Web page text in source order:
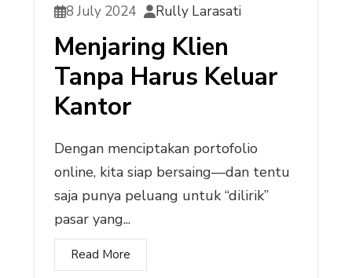
8 July 2024 Rully Larasati
Menjaring Klien
Tanpa Harus Keluar
Kantor
Dengan menciptakan portofolio
online, kita siap bersaing—dan tentu
saja punya peluang untuk “dilirik”
pasar yang...
Read More